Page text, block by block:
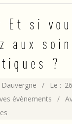
Et si
aux
?
Le :
évènements